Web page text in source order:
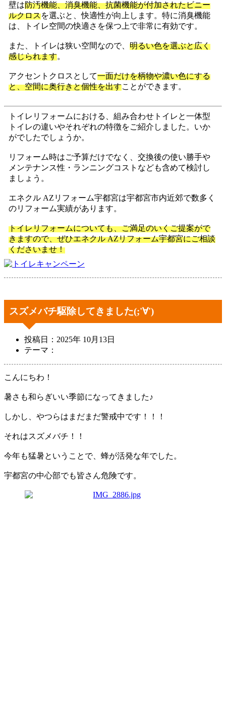
壁は防汚機能、消臭機能、抗菌機能が付加されたビニー
ルクロスを選ぶと、快適性が向上します。特に消臭機能
は、トイレ空間の快適さを保つ上で非常に有効です。
また、トイレは狭い空間なので、 明るい色を選ぶと広く
感じられます。
アクセントクロスとして一面だけを柄物や濃い色にする
と、空間に奥行きと個性を出すことができます。
トイレリフォームにおける、組み合わせトイレと一体型
トイレの違いやそれぞれの特徴をご紹介しました。いか
がでしたでしょうか。
リフォーム時はご予算だけでなく、交換後の使い勝手や
メンテナンス性・ランニングコストなども含めて検討し
ましょう。
エネクル AZリフォーム宇都宮は宇都宮市内近郊で数多く
のリフォーム実績があります。
トイレリフォームについても、ご満足のいくご提案がで
きますので、ぜひエネクル AZリフォーム宇都宮にご相談
くださいませ！
スズメバチ駆除してきました(;'∀')
投稿日：2025年 10月13日
テーマ：
こんにちわ！
暑さも和らぎいい季節になってきました♪
しかし、やつらはまだまだ警戒中です！！！
それはスズメバチ！！
今年も猛暑ということで、蜂が活発な年でした。
宇都宮の中心部でも皆さん危険です。